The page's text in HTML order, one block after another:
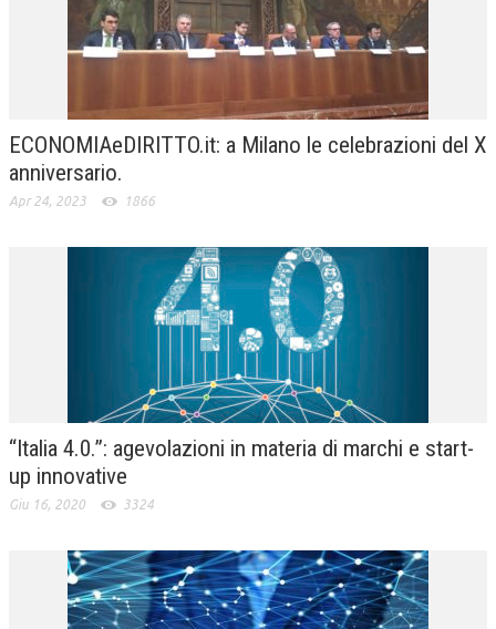
ECONOMIAeDIRITTO.it: a Milano le celebrazioni del X
anniversario.
Apr 24, 2023 1866
“Italia 4.0.”: agevolazioni in materia di marchi e start-
up innovative
Giu 16, 2020 3324